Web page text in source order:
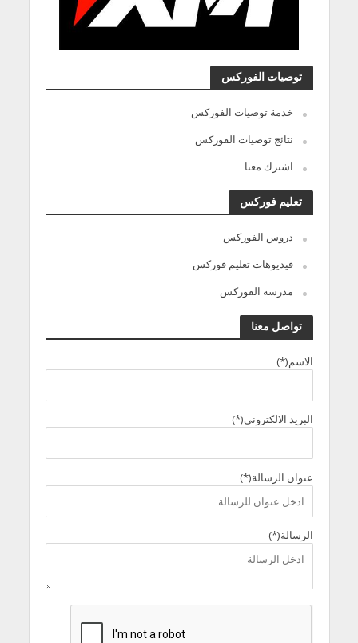
توصيات الفوركس
خدمة توصيات الفوركس
نتائج توصيات الفوركس
اشترك معنا
تعليم فوركس
دروس الفوركس
فيديوهات تعليم فوركس
مدرسة الفوركس
تواصل معنا
الاسم(*)
البريد الالكترونى(*)
عنوان الرسالة(*)
الرسالة(*)